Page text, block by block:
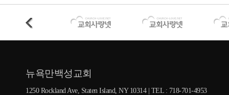
뉴욕만백성교회
1250 Rockland Ave, Staten Island, NY 10314 | TEL : 718-701-4953